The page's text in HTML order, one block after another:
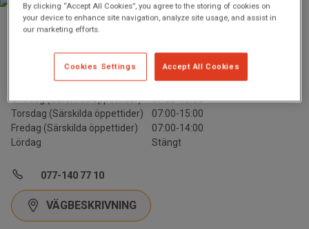
Stängt nu.Öppnar imorgon kl 07:00
Stängt
Måndag (Särskilda öppettider)
07:00-15:00
Tisdag (Särskilda öppettider)
07:00-15:00
Onsdag (Särskilda öppettider)
07:00-15:00
Torsdag (Särskilda öppettider)
07:00-15:00
Fredag (Särskilda öppettider)
07:00-14:00
Lördag
Stängt
077-140 77 10
VÄGBESKRIVNING
By clicking “Accept All Cookies”, you agree to the storing of cookies on
your device to enhance site navigation, analyze site usage, and assist in
our marketing efforts.
Accept All Cookies
Cookies Settings